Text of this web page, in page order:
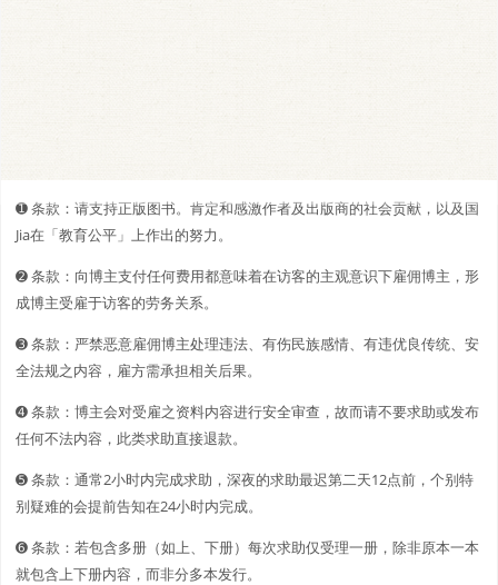
➊️ 条款：请支持正版图书。肯定和感激作者及出版商的社会贡献，以及国
Jia在「教育公平」上作出的努力。
➋️️ 条款：向博主支付任何费用都意味着在访客的主观意识下雇佣博主，形
成博主受雇于访客的劳务关系。
➌ 条款：严禁恶意雇佣博主处理违法、有伤民族感情、有违优良传统、安
全法规之内容，雇方需承担相关后果。
➍ 条款：博主会对受雇之资料内容进行安全审查，故而请不要求助或发布
任何不法内容，此类求助直接退款。
➎ 条款：通常2小时内完成求助，深夜的求助最迟第二天12点前，个别特
别疑难的会提前告知在24小时内完成。
➏ 条款：若包含多册（如上、下册）每次求助仅受理一册，除非原本一本
就包含上下册内容，而非分多本发行。